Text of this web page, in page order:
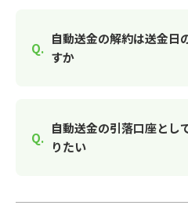
自動送金の解約は送金日
すか
自動送金の引落口座とし
りたい